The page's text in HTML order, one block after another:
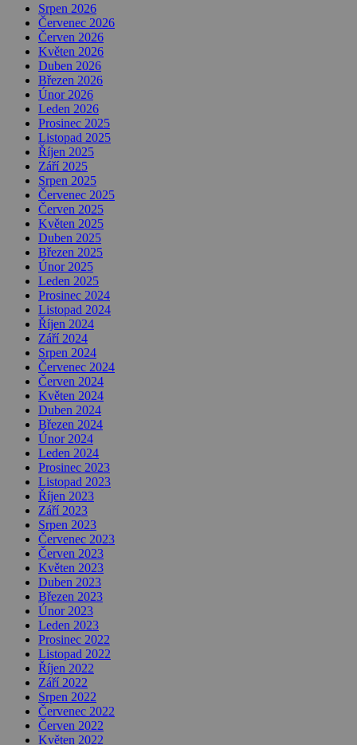
Srpen 2026
Červenec 2026
Červen 2026
Květen 2026
Duben 2026
Březen 2026
Únor 2026
Leden 2026
Prosinec 2025
Listopad 2025
Říjen 2025
Září 2025
Srpen 2025
Červenec 2025
Červen 2025
Květen 2025
Duben 2025
Březen 2025
Únor 2025
Leden 2025
Prosinec 2024
Listopad 2024
Říjen 2024
Září 2024
Srpen 2024
Červenec 2024
Červen 2024
Květen 2024
Duben 2024
Březen 2024
Únor 2024
Leden 2024
Prosinec 2023
Listopad 2023
Říjen 2023
Září 2023
Srpen 2023
Červenec 2023
Červen 2023
Květen 2023
Duben 2023
Březen 2023
Únor 2023
Leden 2023
Prosinec 2022
Listopad 2022
Říjen 2022
Září 2022
Srpen 2022
Červenec 2022
Červen 2022
Květen 2022